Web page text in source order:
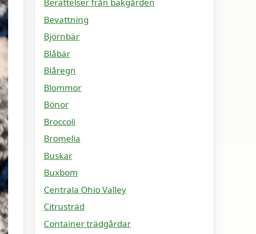
Bevattning
Björnbär
Blåbär
Blåregn
Blommor
Bönor
Broccoli
Bromelia
Buskar
Buxbom
Centrala Ohio Valley
Citrusträd
Container trädgårdar